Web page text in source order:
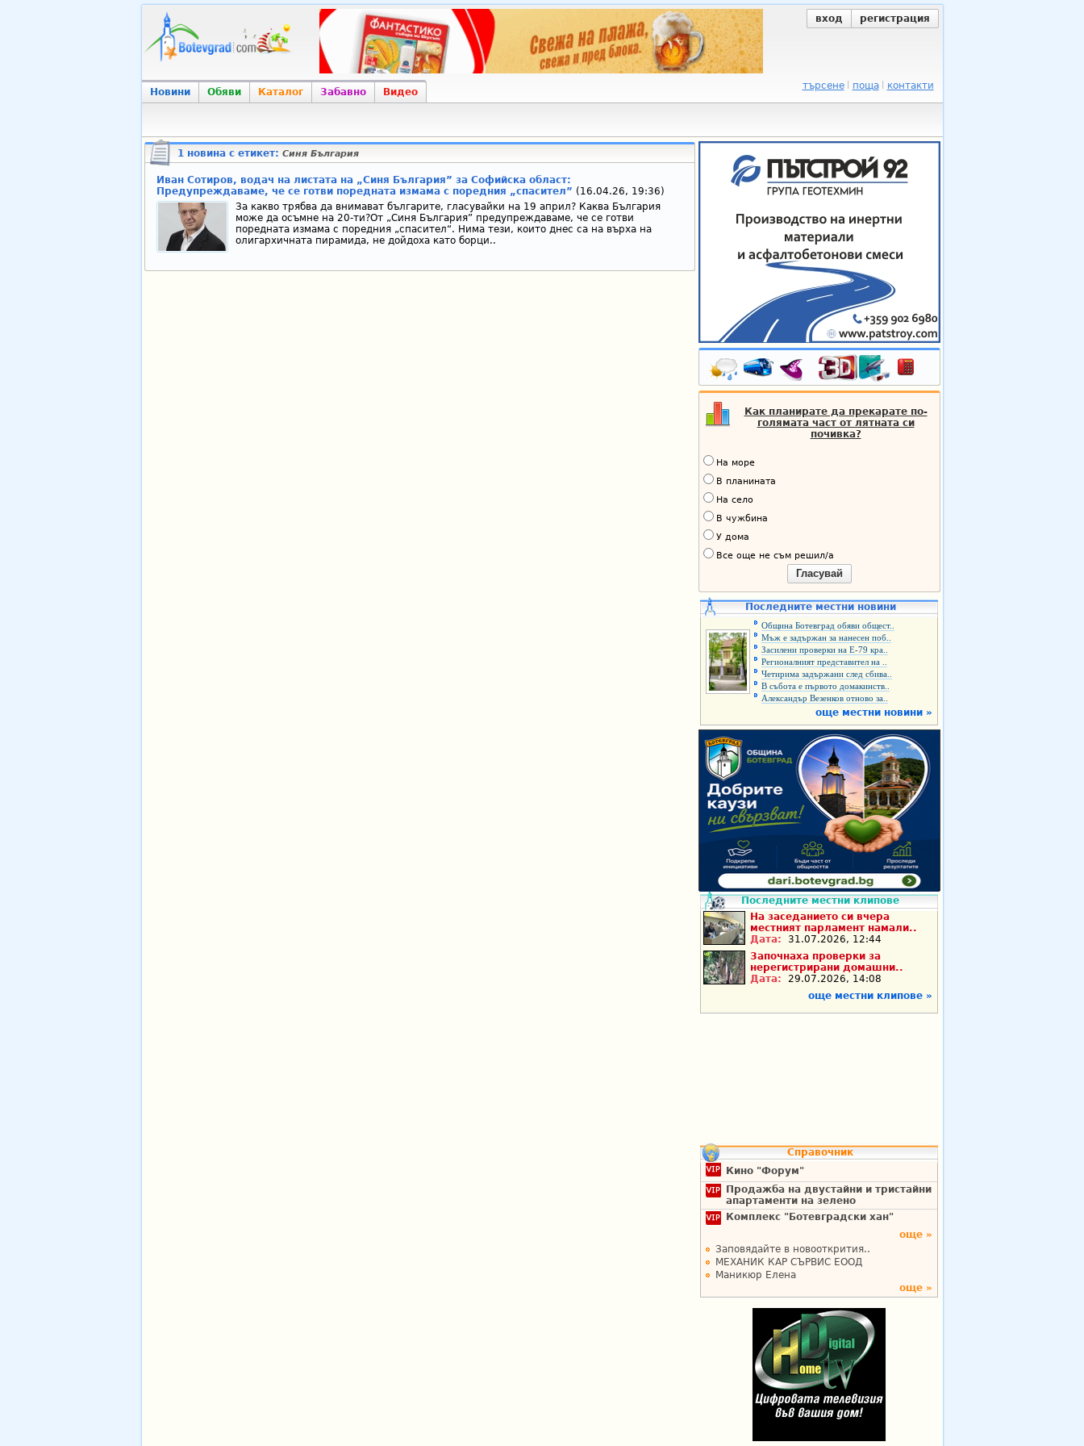
вход регистрация
Новини Обяви Каталог Забавно Видео
търсене поща контакти
1 новина с етикет: Синя България
Иван Сотиров, водач на листата на „Синя България” за Софийска област:
Предупреждаваме, че се готви поредната измама с поредния „спасител” (16.04.26, 19:36)
За какво трябва да внимават българите, гласувайки на 19 април? Каква България
може да осъмне на 20-ти?От „Синя България” предупреждаваме, че се готви
поредната измама с поредния „спасител“. Нима тези, които днес са на върха на
олигархичната пирамида, не дойдоха като борци..
Как планирате да прекарате по-
голямата част от лятната си
почивка?
На море
В планината
На село
В чужбина
У дома
Все още не съм решил/а
Гласувай
Последните местни новини
Община Ботевград обяви общест..
Мъж е задържан за нанесен поб..
Засилени проверки на Е-79 кра..
Регионалният представител на ..
Четирима задържани след сбива..
В събота е първото домакинств..
Александър Везенков отново за..
още местни новини »
Последните местни клипове
На заседанието си вчера
местният парламент намали..
Дата:
31.07.2026, 12:44
Започнаха проверки за
нерегистрирани домашни..
Дата:
29.07.2026, 14:08
още местни клипове »
Справочник
Кино "Форум"
Продажба на двустайни и тристайни
апартаменти на зелено
Комплекс "Ботевградски хан"
още »
Заповядайте в новооткрития..
МЕХАНИК КАР СЪРВИС ЕООД
Маникюр Елена
още »